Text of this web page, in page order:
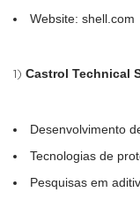
Website: shell.com
Castrol Technical
Desenvolvimento
Tecnologias de
Pesquisas em